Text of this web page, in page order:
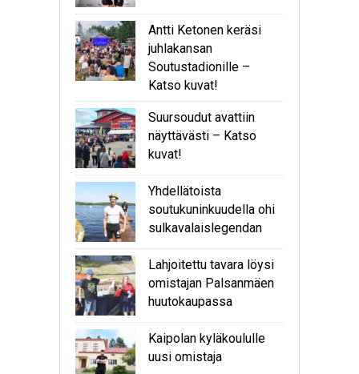
Antti Ketonen keräsi
juhlakansan
Soutustadionille –
Katso kuvat!
Suursoudut avattiin
näyttävästi – Katso
kuvat!
Yhdellätoista
soutukuninkuudella ohi
sulkavalaislegendan
Lahjoitettu tavara löysi
omistajan Palsanmäen
huutokaupassa
Kaipolan kyläkoululle
uusi omistaja